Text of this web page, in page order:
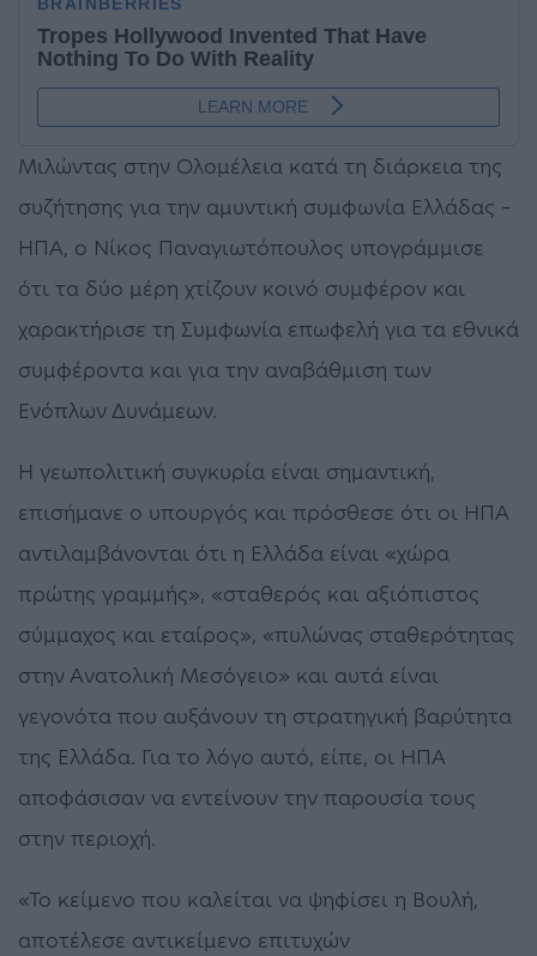
Μιλώντας στην Ολομέλεια κατά τη διάρκεια της
συζήτησης για την αμυντική συμφωνία Ελλάδας –
ΗΠΑ, ο Νίκος Παναγιωτόπουλος υπογράμμισε
ότι τα δύο μέρη χτίζουν κοινό συμφέρον και
χαρακτήρισε τη Συμφωνία επωφελή για τα εθνικά
συμφέροντα και για την αναβάθμιση των
Ενόπλων Δυνάμεων.
Η γεωπολιτική συγκυρία είναι σημαντική,
επισήμανε ο υπουργός και πρόσθεσε ότι οι ΗΠΑ
αντιλαμβάνονται ότι η Ελλάδα είναι «χώρα
πρώτης γραμμής», «σταθερός και αξιόπιστος
σύμμαχος και εταίρος», «πυλώνας σταθερότητας
στην Ανατολική Μεσόγειο» και αυτά είναι
γεγονότα που αυξάνουν τη στρατηγική βαρύτητα
της Ελλάδα. Για το λόγο αυτό, είπε, οι ΗΠΑ
αποφάσισαν να εντείνουν την παρουσία τους
στην περιοχή.
«Το κείμενο που καλείται να ψηφίσει η Βουλή,
αποτέλεσε αντικείμενο επιτυχών